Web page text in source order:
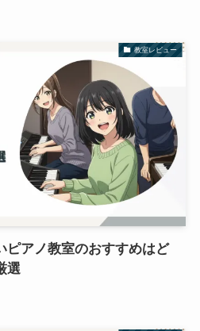
教室レビュー
ピアノ教室のおすすめはど
選